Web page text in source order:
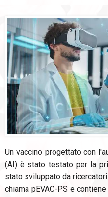
Un vaccino progettato con
(AI) è stato testato per la
stato sviluppato da
chiama pEVAC-PS e